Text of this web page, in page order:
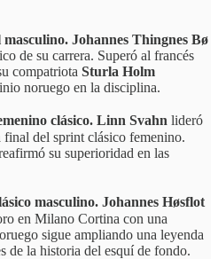
Johannes Thingnes Bø
de su carrera. Superó al francés
compatriota Sturla Holm
noruego en la disciplina.
clásico. Linn Svahn lideró
del sprint clásico femenino.
su superioridad en las
masculino. Johannes Høsflot
en Milano Cortina con una
sigue ampliando una leyenda
de la historia del esquí de fondo.